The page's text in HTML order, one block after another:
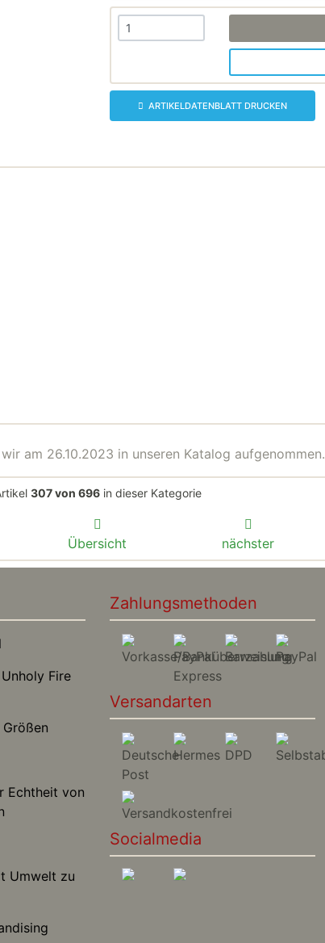
ARTIKELDATENBLATT DRUCKEN
am 26.10.2023 in unseren Katalog aufgenommen.
307 von 696in dieser Kategorie
Übersicht nächster
Fire
Echtheit von
Umwelt zu
Zahlungsmethoden
Versandarten
Socialmedia